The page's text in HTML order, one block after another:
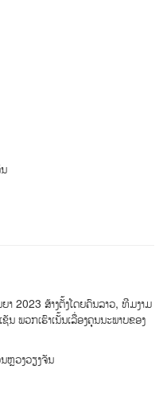
2023 ສ້າງຕັ້ງໂດຍຄົນລາວ, ທີມງາມ
ພວກເຮົາເນັ້ນເລື່ອງຄຸນນະພາບຂອງ
ຫຼວງວຽງຈັນ